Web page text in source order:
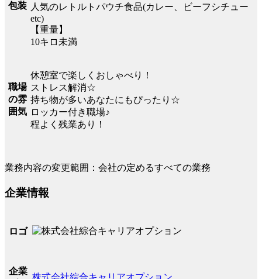
包装 人気のレトルトパウチ食品(カレー、ビーフシチュー
etc)
【重量】
10キロ未満
職場
の雰
囲気
休憩室で楽しくおしゃべり！
ストレス解消☆
持ち物が多いあなたにもぴったり☆
ロッカー付き職場♪
程よく残業あり！
業務内容の変更範囲：会社の定めるすべての業務
企業情報
ロゴ
企業